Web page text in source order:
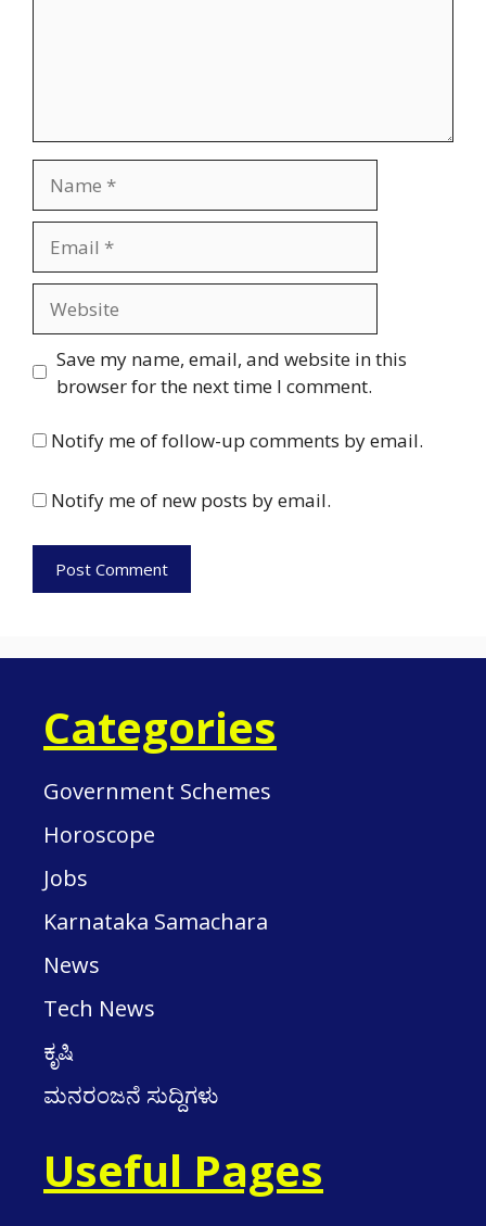
Save my name, email, and website in this
browser for the next time I comment.
Notify me of follow-up comments by email.
Notify me of new posts by email.
Categories
Government Schemes
Horoscope
Jobs
Karnataka Samachara
News
Tech News
ಕೃಷಿ
ಮನರಂಜನೆ ಸುದ್ದಿಗಳು
Useful Pages